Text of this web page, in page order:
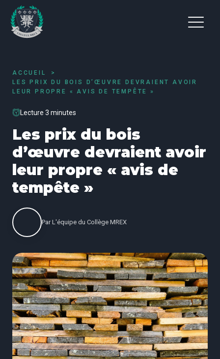
ACCUEIL
LES PRIX DU BOIS D’ŒUVRE DEVRAIENT AVOIR
LEUR PROPRE « AVIS DE TEMPÊTE »
Lecture 3 minutes
Les prix du bois
d’œuvre devraient avoir
leur propre « avis de
tempête »
Par L'équipe du Collège MREX